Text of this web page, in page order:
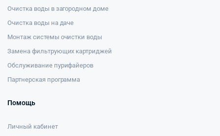
Очистка воды в загородном доме
Очистка воды на даче
Монтаж системы очистки воды
Замена фильтрующих картриджей
Обслуживание пурифайеров
Партнерская программа
Помощь
Личный кабинет